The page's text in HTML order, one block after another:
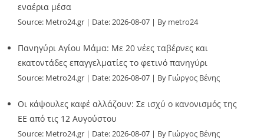
εναέρια μέσα
Source: Metro24.gr Date: 2026-08-07 By metro24
Πανηγύρι Αγίου Μάμα: Με 20 νέες ταβέρνες και
εκατοντάδες επαγγελματίες το φετινό πανηγύρι
Source: Metro24.gr Date: 2026-08-07 By Γιώργος Βένης
Οι κάψουλες καφέ αλλάζουν: Σε ισχύ ο κανονισμός της
ΕΕ από τις 12 Αυγούστου
Source: Metro24.gr Date: 2026-08-07 By Γιώργος Βένης